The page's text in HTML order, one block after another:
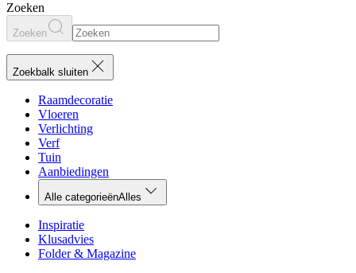
Zoeken
Zoeken
Zoekbalk sluiten
Raamdecoratie
Vloeren
Verlichting
Verf
Tuin
Aanbiedingen
Alle categorieënAlles
Inspiratie
Klusadvies
Folder & Magazine